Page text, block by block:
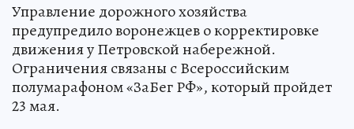
Управление дорожного хозяйства
предупредило воронежцев о корректировке
движения у Петровской набережной.
Ограничения связаны с Всероссийским
полумарафоном «ЗаБег РФ», который пройдет
23 мая.